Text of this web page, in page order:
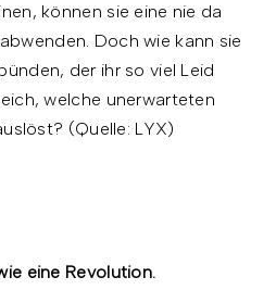
können sie eine nie da
Doch wie kann sie
der ihr so viel Leid
welche unerwarteten
(Quelle: LYX)
eine Revolution.